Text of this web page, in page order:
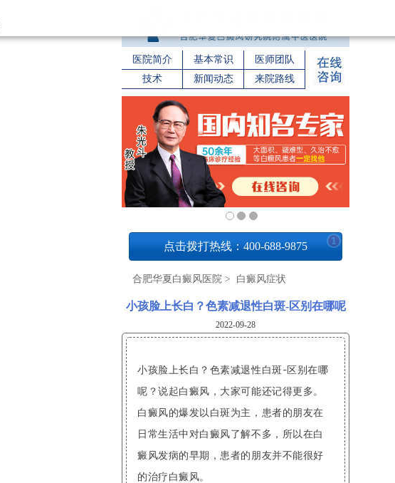
医院简介 基本常识
医师团队
技术
新闻动态 来院路线
点击拨打热线：400-688-9875 1
合肥华夏白癜风医院 > 白癜风症状
小孩脸上长白？色素减退性白斑-区别在哪呢
2022-09-28
小孩脸上长白？色素减退性白斑-区别在哪
呢？说起白癜风，大家可能还记得更多。
白癜风的爆发以白斑为主，患者的朋友在
日常生活中对白癜风了解不多，所以在白
癜风发病的早期，患者的朋友并不能很好
的治疗白癜风。